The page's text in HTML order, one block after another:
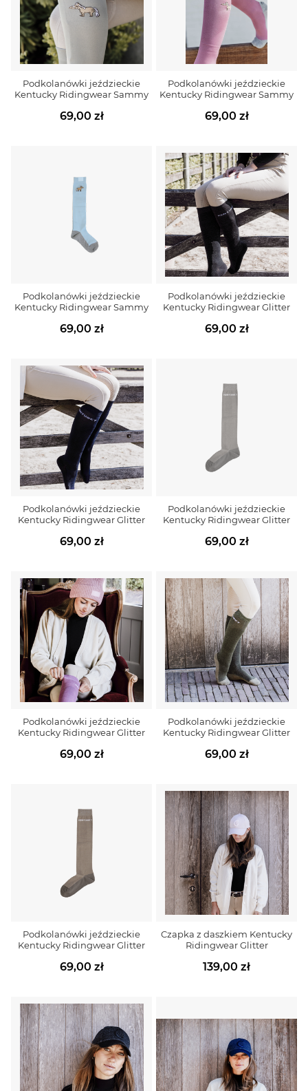
Podkolanówki jeździeckie
Kentucky Ridingwear Sammy
69,00 zł
Podkolanówki jeździeckie
Kentucky Ridingwear Sammy
69,00 zł
Podkolanówki jeździeckie
Kentucky Ridingwear Sammy
69,00 zł
Podkolanówki jeździeckie
Kentucky Ridingwear Glitter
69,00 zł
Podkolanówki jeździeckie
Kentucky Ridingwear Glitter
69,00 zł
Podkolanówki jeździeckie
Kentucky Ridingwear Glitter
69,00 zł
Podkolanówki jeździeckie
Kentucky Ridingwear Glitter
69,00 zł
Podkolanówki jeździeckie
Kentucky Ridingwear Glitter
69,00 zł
Podkolanówki jeździeckie
Kentucky Ridingwear Glitter
69,00 zł
Czapka z daszkiem Kentucky
Ridingwear Glitter
139,00 zł